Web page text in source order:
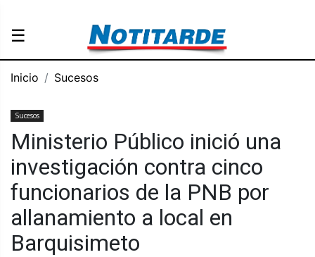
☰
Inicio Sucesos
Sucesos
Ministerio Público inició una
investigación contra cinco
funcionarios de la PNB por
allanamiento a local en
Barquisimeto